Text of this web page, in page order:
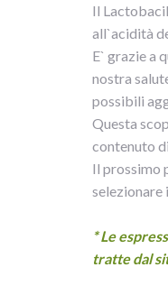
Il
all`acidità
E` grazie a
nostra
possibili
Questa
contenuto
Il prossimo
* Le
tratte dal